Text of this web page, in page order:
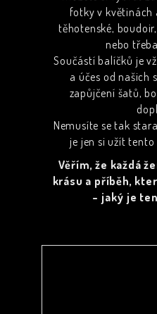
fotky v květinách
těhotenské,
nebo
Součástí balíčků je
a účes od našich
zapůjčení šatů,
Nemusíte se tak
je jen si užít tento
Věřím, že každá
krásu a příběh,
– jaký je